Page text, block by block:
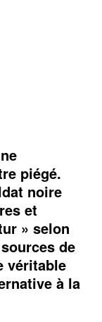
piégé.
noire
et
» selon
de
véritable
à la